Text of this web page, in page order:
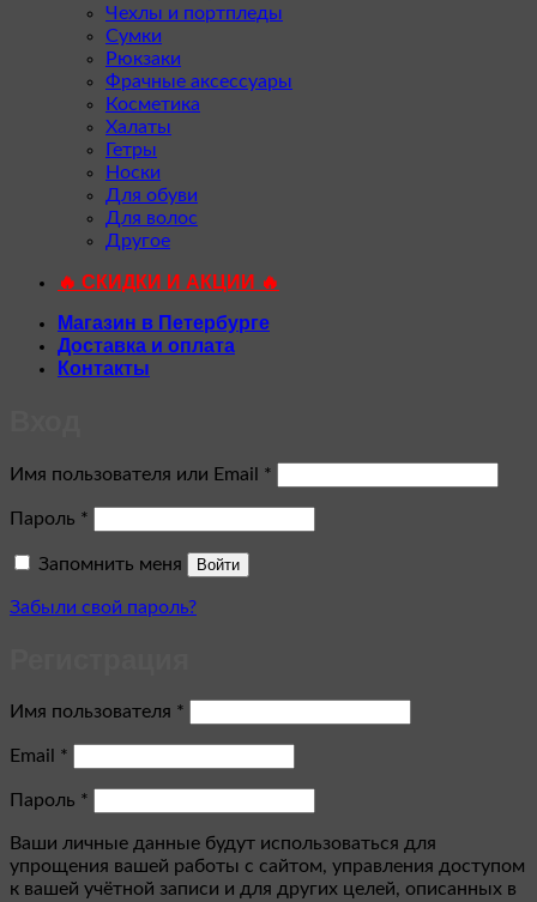
Чехлы и портпледы
Сумки
Рюкзаки
Фрачные аксессуары
Косметика
Халаты
Гетры
Носки
Для обуви
Для волос
Другое
🔥 СКИДКИ И АКЦИИ 🔥
Магазин в Петербурге
Доставка и оплата
Контакты
Имя пользователя или Email *
Пароль *
Запомнить меня Войти
Забыли свой пароль?
Имя пользователя *
Email *
Пароль *
Ваши личные данные будут использоваться для
упрощения вашей работы с сайтом, управления доступом
к вашей учётной записи и для других целей, описанных в